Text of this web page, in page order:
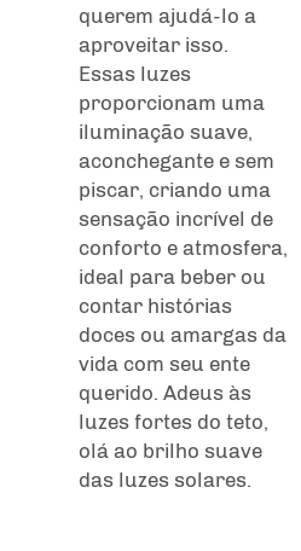
querem ajudá-lo a
aproveitar isso.
Essas luzes
proporcionam uma
iluminação suave,
aconchegante e sem
piscar, criando uma
sensação incrível de
conforto e atmosfera,
ideal para beber ou
contar histórias
doces ou amargas da
vida com seu ente
querido. Adeus às
luzes fortes do teto,
olá ao brilho suave
das luzes solares.